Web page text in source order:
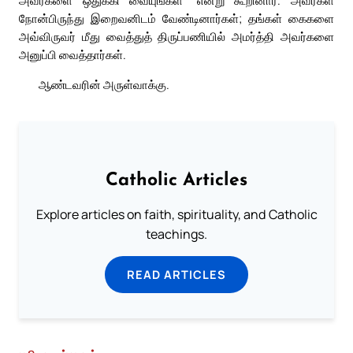
நோன்பிருந்து இறைவனிடம் வேண்டினார்கள்; தங்கள் கைகளை
அவ்விருவர் மீது வைத்துத் திருப்பணியில் அமர்த்தி அவர்களை
அனுப்பி வைத்தார்கள்.
ஆண்டவரின் அருள்வாக்கு.
Catholic Articles
Explore articles on faith, spirituality, and Catholic
teachings.
READ ARTICLES